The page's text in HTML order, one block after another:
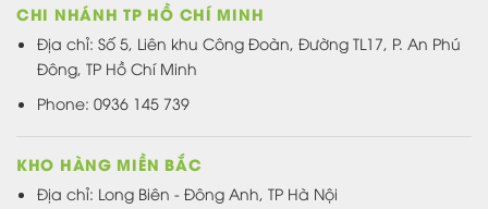
CHI NHÁNH TP HỒ CHÍ MINH
Địa chỉ: Số 5, Liên khu Công Đoàn, Đường TL17, P. An Phú
Đông, TP Hồ Chí Minh
Phone: 0936 145 739
KHO HÀNG MIỀN BẮC
Địa chỉ: Long Biên - Đông Anh, TP Hà Nội